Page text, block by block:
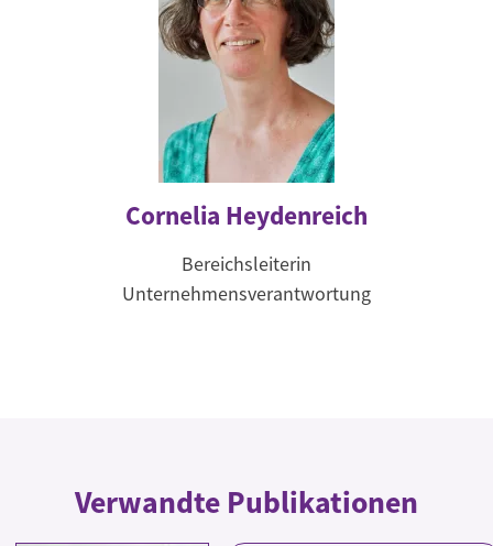
Cornelia Heydenreich
Bereichsleiterin
Unternehmensverantwortung
Verwandte Publikationen